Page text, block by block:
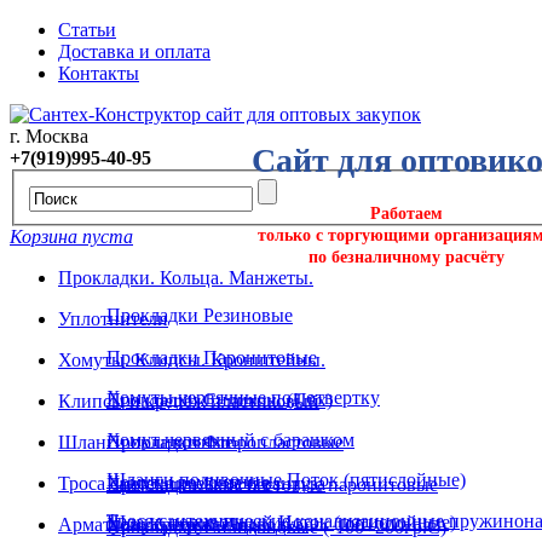
Статьи
Доставка и оплата
Контакты
Сайт для
Работаем
только с торгующими
по безналичному расчёту
г. Москва
+7(919)995-40-95
Корзина пуста
Прокладки. Кольца. Манжеты.
Прокладки Резиновые
Прокладки Паронитовые
Прокладки Силикон. (Пвх)
Прокладки Фторопластовые
Прокладки Безасбестовые паронитовые
Прокладки Силиконовые (-100+200гр.С)
Уплотнители
Хомуты. Клипсы. Кронштейны.
Хомуты червячные под отвертку
Хомут червячный с барашком
Хомуты ремонтные
Хомуты трубные
Клипсы и крепёж пластиковый
Шланги поливочные
Шланги поливочные Поток (пятислойные)
Шланг поливочный Исток (пятислойные)
Троса сантехнические и вантуза
Троса сантехнические канализационные
Арматура. Крепеж. Подводка.